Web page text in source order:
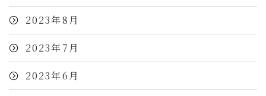
2023年8月
2023年7月
2023年6月